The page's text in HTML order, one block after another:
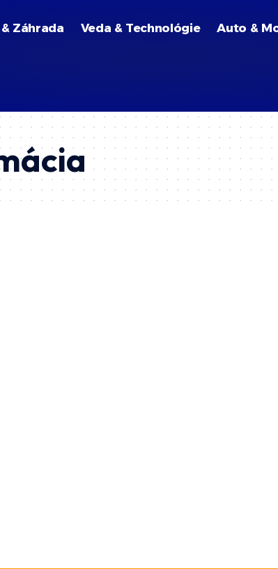
Záhrada Veda & Technológie Auto &